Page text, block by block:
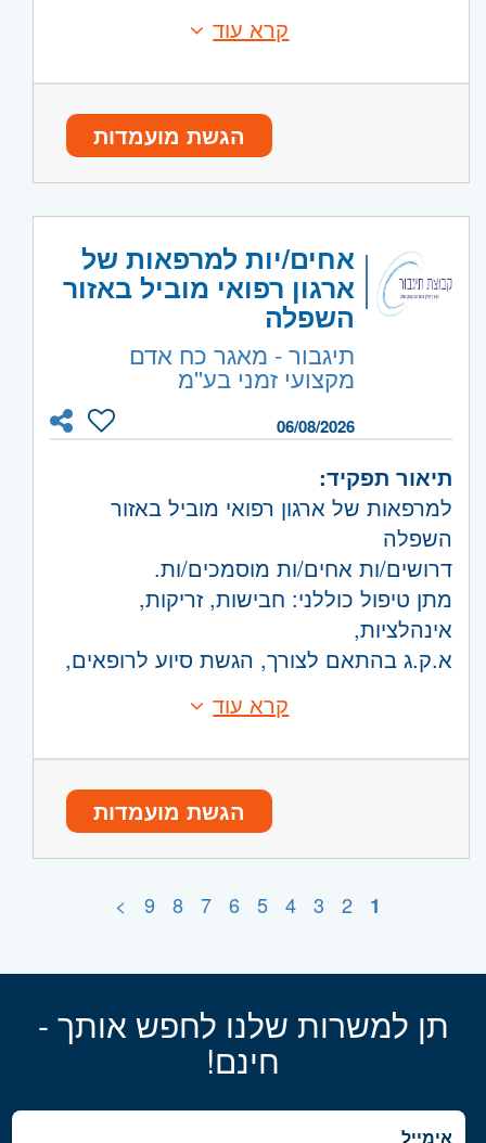
יציבות תעסוקתית! עם הרבה פינוקים!!!
מועמדים/ות עם רקע כנציג/ה בכיר/ה /
אחראי/ת משמרת במוקדי שירות! - חובה!
כושר ביטוי טוב בכתב ובעל פה
בעלי/ות יכולת למידה, אחריות רצינות
ומחויבות
היקף משרה: משרה מלאה
קוד משרה:232618
- חדרה וזכרון יעקב, נתניה ועמק
קרא עוד
הגשת מועמדות
אחים/יות למרפאות של
ארגון רפואי מוביל באזור
השפלה
תיגבור - מאגר כח אדם
מקצועי זמני בע''מ
06/08/2026
תיאור תפקיד:
למרפאות של ארגון רפואי מוביל באזור
השפלה
דרושים/ות אחים/ות מוסמכים/ות.
מתן טיפול כוללני: חבישות, זריקות,
אינהלציות,
א.ק.ג בהתאם לצורך, הגשת סיוע לרופאים,
היקף משרה: בהתאם לשעות פעילות
בעל/ת תואר ראשון בסיעוד
משרה חלקית, משמרות
קוד משרה:232811
השפלה
- ראשון לציון ונס- ציונה, רמלה
קרא עוד
הגשת מועמדות
1
2
3
4
5
6
7
8
9
>
תן למשרות שלנו לחפש אותך -
חינם!